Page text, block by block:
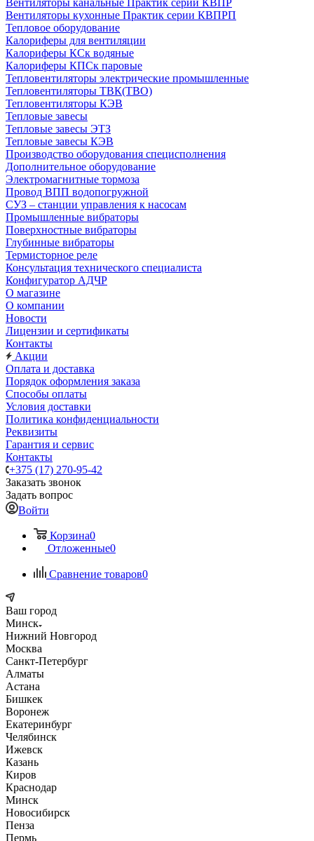
Вентиляторы канальные Практик серии КВПР
Вентиляторы кухонные Практик серии КВПРП
Тепловое оборудование
Калориферы для вентиляции
Калориферы КСк водяные
Калориферы КПСк паровые
Тепловентиляторы электрические промышленные
Тепловентиляторы ТВК(ТВО)
Тепловентиляторы КЭВ
Тепловые завесы
Тепловые завесы ЭТЗ
Тепловые завесы КЭВ
Производство оборудования специсполнения
Дополнительное оборудование
Электромагнитные тормоза
Провод ВПП водопогружной
СУЗ – станции управления к насосам
Промышленные вибраторы
Поверхностные вибраторы
Глубинные вибраторы
Термисторное реле
Консультация технического специалиста
Конфигуратор АДЧР
О магазине
О компании
Новости
Лицензии и сертификаты
Контакты
Акции
Оплата и доставка
Порядок оформления заказа
Способы оплаты
Условия доставки
Политика конфиденциальности
Реквизиты
Гарантия и сервис
Контакты
+375 (17) 270-95-42
Заказать звонок
Задать вопрос
Войти
Корзина0
Отложенные0
Сравнение товаров0
Ваш город
Минск
Нижний Новгород
Москва
Санкт-Петербург
Алматы
Астана
Бишкек
Воронеж
Екатеринбург
Челябинск
Ижевск
Казань
Киров
Краснодар
Минск
Новосибирск
Пенза
Пермь